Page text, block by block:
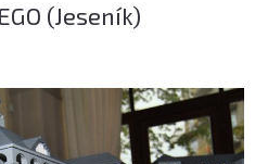
(Jeseník)